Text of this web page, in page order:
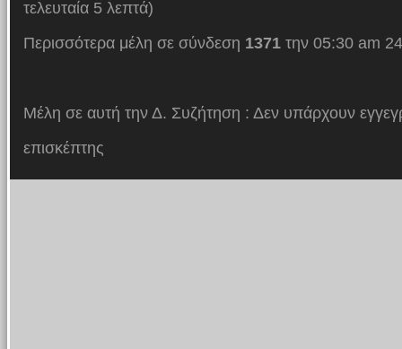
τελευταία 5 λεπτά)
Περισσότερα μέλη σε σύνδεση 1371την 05:30 am
Μέλη σε αυτή την Δ. Συζήτηση : Δεν υπάρχουν
επισκέπτης